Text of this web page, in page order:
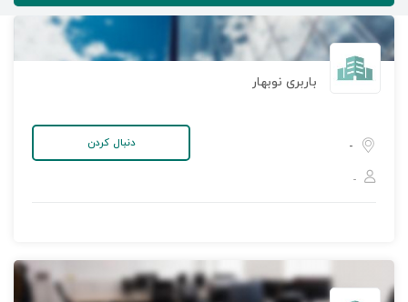
باربری نوبهار
-
-
دنبال کردن